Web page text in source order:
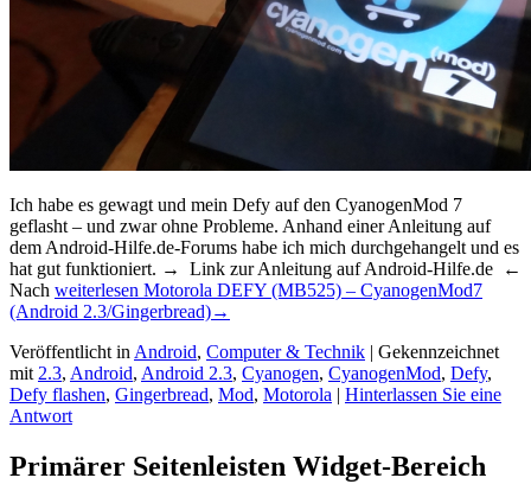
Ich habe es gewagt und mein Defy auf den CyanogenMod 7
geflasht – und zwar ohne Probleme. Anhand einer Anleitung auf
dem Android-Hilfe.de-Forums habe ich mich durchgehangelt und es
hat gut funktioniert. → Link zur Anleitung auf Android-Hilfe.de ←
Nach weiterlesen Motorola DEFY (MB525) – CyanogenMod7
(Android 2.3/Gingerbread)→
Veröffentlicht in Android, Computer & Technik | Gekennzeichnet
mit 2.3, Android, Android 2.3, Cyanogen, CyanogenMod, Defy,
Defy flashen, Gingerbread, Mod, Motorola | Hinterlassen Sie eine
Antwort
Primärer Seitenleisten Widget-Bereich